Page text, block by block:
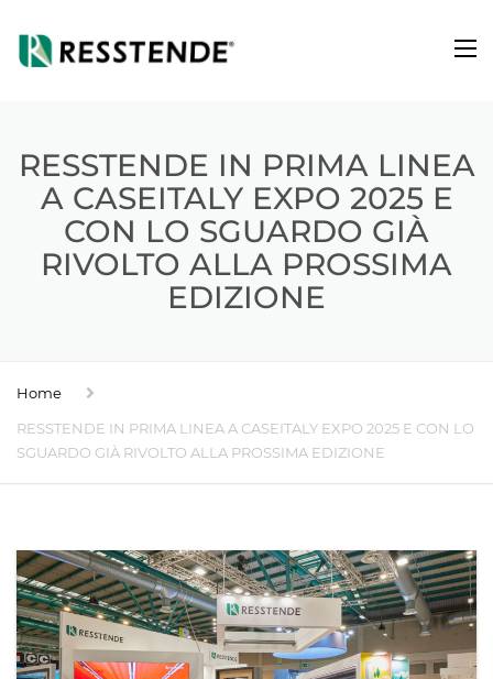
RESSTENDE IN PRIMA LINEA
A CASEITALY EXPO 2025 E
CON LO SGUARDO GIÀ
RIVOLTO ALLA PROSSIMA
EDIZIONE
Home
RESSTENDE IN PRIMA LINEA A CASEITALY EXPO 2025 E CON LO
SGUARDO GIÀ RIVOLTO ALLA PROSSIMA EDIZIONE